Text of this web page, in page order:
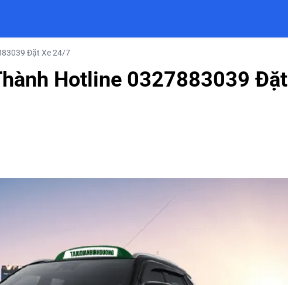
Đặt Xe 24/7
Hotline 0327883039 Đặt